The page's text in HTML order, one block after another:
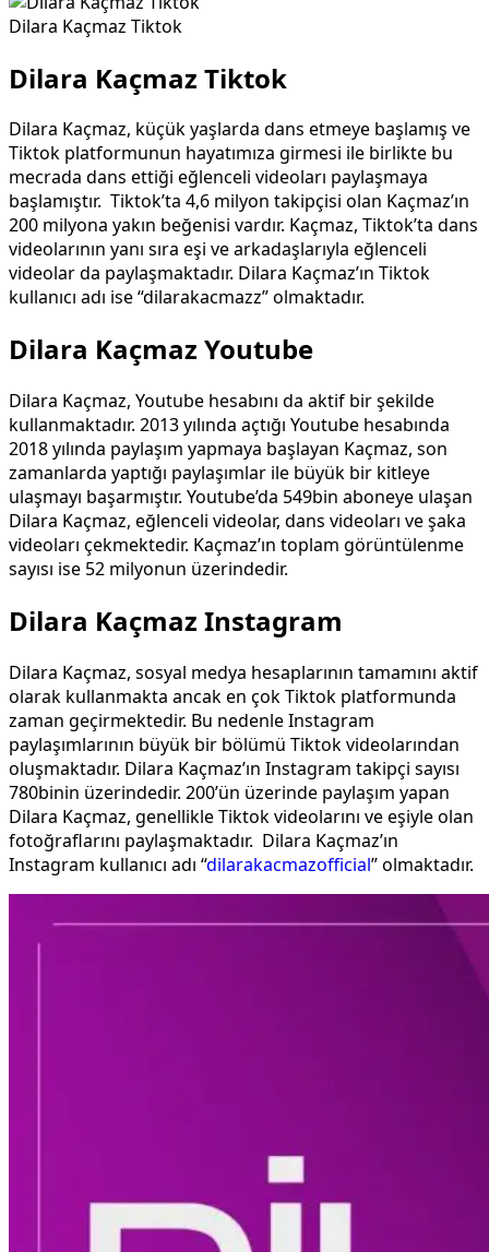
Dilara Kaçmaz Tiktok
Dilara Kaçmaz Tiktok
Dilara Kaçmaz, küçük yaşlarda dans etmeye başlamış ve
Tiktok platformunun hayatımıza girmesi ile birlikte bu
mecrada dans ettiği eğlenceli videoları paylaşmaya
başlamıştır. Tiktok’ta 4,6 milyon takipçisi olan Kaçmaz’ın
200 milyona yakın beğenisi vardır. Kaçmaz, Tiktok’ta dans
videolarının yanı sıra eşi ve arkadaşlarıyla eğlenceli
videolar da paylaşmaktadır. Dilara Kaçmaz’ın Tiktok
kullanıcı adı ise “dilarakacmazz” olmaktadır.
Dilara Kaçmaz Youtube
Dilara Kaçmaz, Youtube hesabını da aktif bir şekilde
kullanmaktadır. 2013 yılında açtığı Youtube hesabında
2018 yılında paylaşım yapmaya başlayan Kaçmaz, son
zamanlarda yaptığı paylaşımlar ile büyük bir kitleye
ulaşmayı başarmıştır. Youtube’da 549bin aboneye ulaşan
Dilara Kaçmaz, eğlenceli videolar, dans videoları ve şaka
videoları çekmektedir. Kaçmaz’ın toplam görüntülenme
sayısı ise 52 milyonun üzerindedir.
Dilara Kaçmaz Instagram
Dilara Kaçmaz, sosyal medya hesaplarının tamamını aktif
olarak kullanmakta ancak en çok Tiktok platformunda
zaman geçirmektedir. Bu nedenle Instagram
paylaşımlarının büyük bir bölümü Tiktok videolarından
oluşmaktadır. Dilara Kaçmaz’ın Instagram takipçi sayısı
780binin üzerindedir. 200’ün üzerinde paylaşım yapan
Dilara Kaçmaz, genellikle Tiktok videolarını ve eşiyle olan
fotoğraflarını paylaşmaktadır. Dilara Kaçmaz’ın
Instagram kullanıcı adı “dilarakacmazofficial” olmaktadır.